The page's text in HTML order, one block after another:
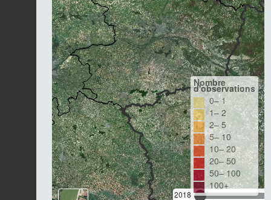
2018
Nombre
d'observations
0– 1
1– 2
2– 5
5– 10
10– 20
20– 50
50– 100
100+